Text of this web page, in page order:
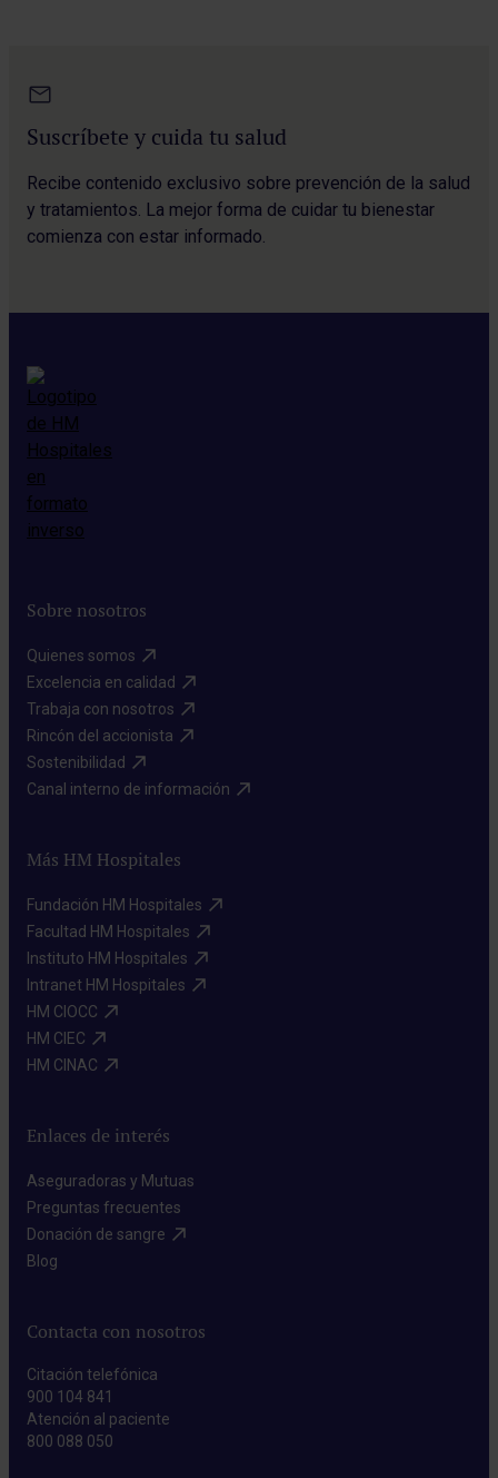
Suscríbete y cuida tu salud
Recibe contenido exclusivo sobre prevención de la salud
y tratamientos. La mejor forma de cuidar tu bienestar
comienza con estar informado.
Sobre nosotros
Quienes somos​
Excelencia en calidad​
Trabaja con nosotros​
Rincón del accionista​
Sostenibilidad​
Canal interno de información​
Más HM Hospitales
Fundación HM Hospitales​
Facultad HM Hospitales​
Instituto HM Hospitales​
Intranet HM Hospitales​
HM CIOCC​
HM CIEC​
HM CINAC​
Enlaces de interés
Aseguradoras y Mutuas​
Preguntas frecuentes​
Donación de sangre​
Blog​
Contacta con nosotros
Citación telefónica
900 104 841
Atención al paciente
800 088 050